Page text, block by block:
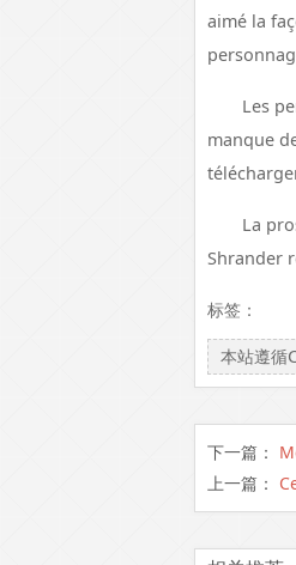
aimé la
Les
manque
La
Shrander
标签：
本站遵循
下一篇：
上一篇：